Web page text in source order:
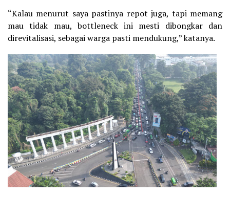
“Kalau menurut saya pastinya repot juga, tapi memang
mau tidak mau, bottleneck ini mesti dibongkar dan
direvitalisasi, sebagai warga pasti mendukung,” katanya.